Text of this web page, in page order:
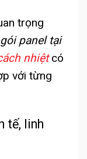
trọng
panel tại
nhiệtcó
với từng
tế, linh